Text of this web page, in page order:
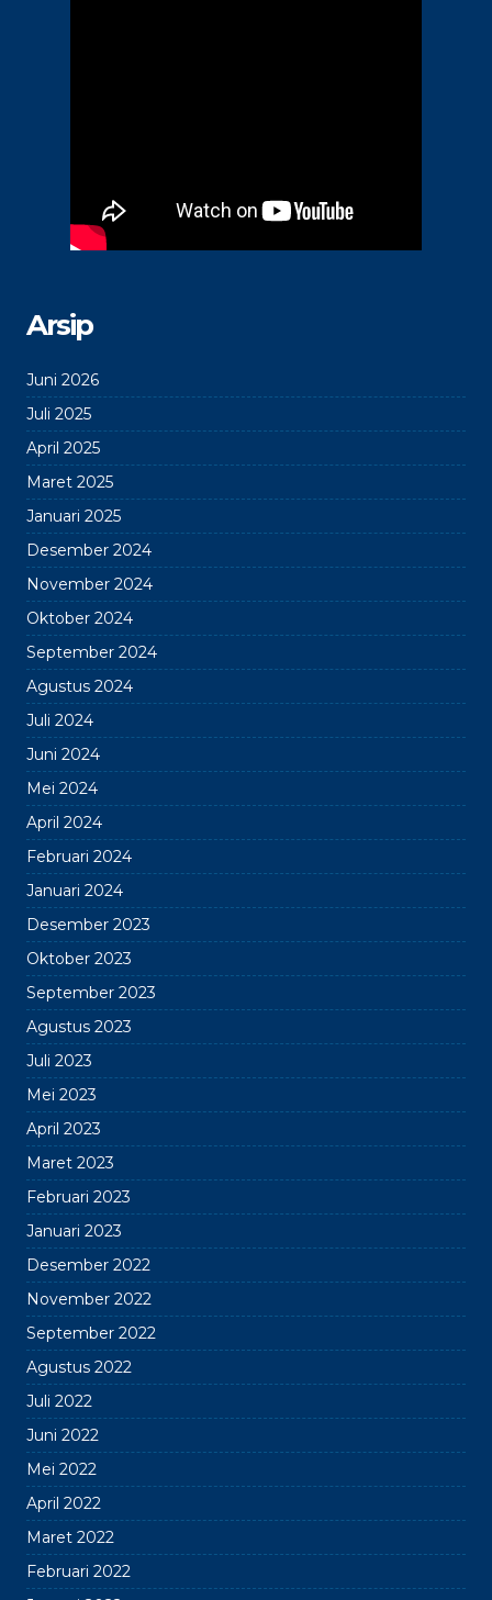
Arsip
Juni 2026
Juli 2025
April 2025
Maret 2025
Januari 2025
Desember 2024
November 2024
Oktober 2024
September 2024
Agustus 2024
Juli 2024
Juni 2024
Mei 2024
April 2024
Februari 2024
Januari 2024
Desember 2023
Oktober 2023
September 2023
Agustus 2023
Juli 2023
Mei 2023
April 2023
Maret 2023
Februari 2023
Januari 2023
Desember 2022
November 2022
September 2022
Agustus 2022
Juli 2022
Juni 2022
Mei 2022
April 2022
Maret 2022
Februari 2022